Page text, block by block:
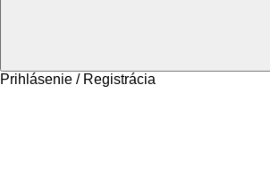
Prihlásenie / Registrácia